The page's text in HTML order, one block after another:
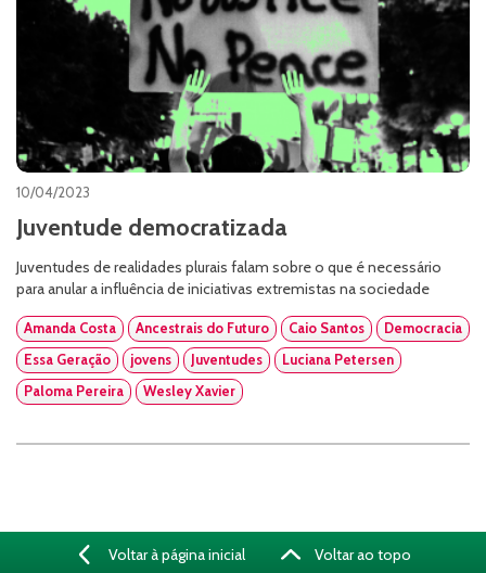
10/04/2023
Juventude democratizada
Juventudes de realidades plurais falam sobre o que é necessário
para anular a influência de iniciativas extremistas na sociedade
Amanda Costa Ancestrais do Futuro Caio Santos
Democracia
Essa Geração
jovens Juventudes
Luciana Petersen
Paloma Pereira
Wesley Xavier
Voltar à página inicial Voltar ao topo